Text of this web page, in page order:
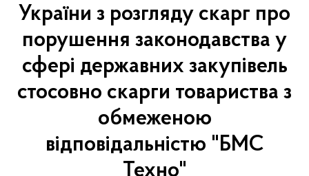
України з розгляду скарг про
порушення законодавства у
сфері державних закупівель
стосовно скарги товариства з
обмеженою
відповідальністю "БМС
Техно"